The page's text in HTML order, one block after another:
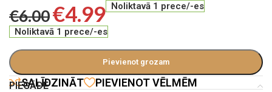
€6.00€4.99 Noliktavā 1 prece/-es
Noliktavā 1 prece/-es
Pievienot grozam
SALĪDZINĀT PIEVIENOT VĒLMĒM
PIEGĀDE